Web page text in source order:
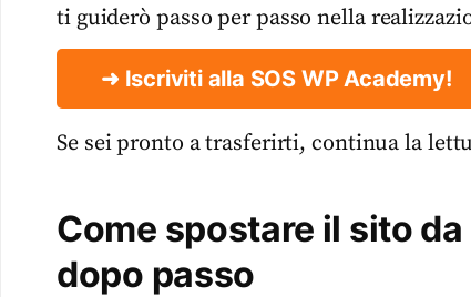
ti guiderò passo per passo nella
➜ Iscriviti alla SOS WP Academy!
Se sei pronto a trasferirti, continua la
Come spostare il sito
dopo passo